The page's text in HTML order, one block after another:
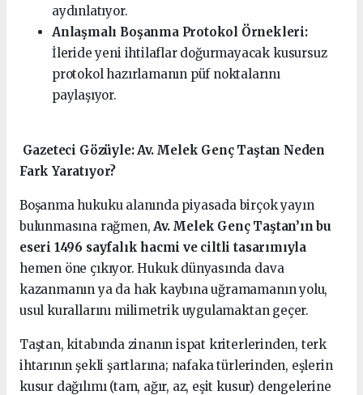
aydınlatıyor.
Anlaşmalı Boşanma Protokol Örnekleri:
İleride yeni ihtilaflar doğurmayacak kusursuz
protokol hazırlamanın püf noktalarını
paylaşıyor.
️ Gazeteci Gözüyle: Av. Melek Genç Taştan Neden
Fark Yaratıyor?
Boşanma hukuku alanında piyasada birçok yayın
bulunmasına rağmen,Av. Melek Genç Taştan’ın bu
eseri 1496 sayfalık hacmi ve ciltli tasarımıyla
hemen öne çıkıyor. Hukuk dünyasında dava
kazanmanın ya da hak kaybına uğramamanın yolu,
usul kurallarını milimetrik uygulamaktan geçer.
Taştan, kitabında zinanın ispat kriterlerinden, terk
ihtarının şekli şartlarına; nafaka türlerinden, eşlerin
kusur dağılımı (tam, ağır, az, eşit kusur) dengelerine